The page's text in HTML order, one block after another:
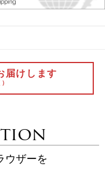
届けします
ウザーを